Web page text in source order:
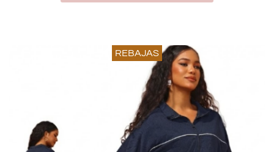
REBAJAS